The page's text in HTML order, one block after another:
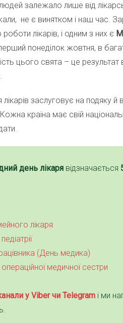
залежало лише від
не є винятком і наш час.
лікарів, і одним з них є
понеділок жовтня, в
цього свята – це результат
заслуговує на подяку й
Кожна країна має свій
день лікаря відзначається
лікаря
(День медика)
медичної сестри
у Viber чи Telegram і ми